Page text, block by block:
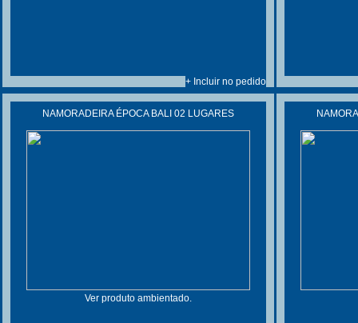
+ Incluir no pedido
NAMORADEIRA ÉPOCA BALI 02 LUGARES
Ver produto ambientado.